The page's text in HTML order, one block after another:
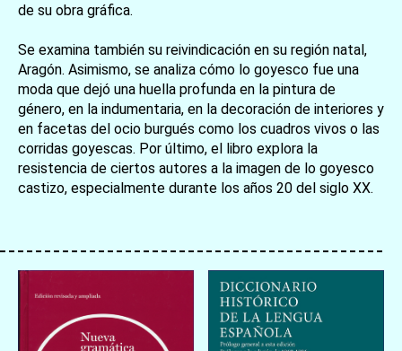
お買い物を続ける カートへ進む
de su obra gráfica.
Se examina también su reivindicación en su región natal,
Aragón. Asimismo, se analiza cómo lo goyesco fue una
moda que dejó una huella profunda en la pintura de
género, en la indumentaria, en la decoración de interiores y
en facetas del ocio burgués como los cuadros vivos o las
corridas goyescas. Por último, el libro explora la
resistencia de ciertos autores a la imagen de lo goyesco
castizo, especialmente durante los años 20 del siglo XX.